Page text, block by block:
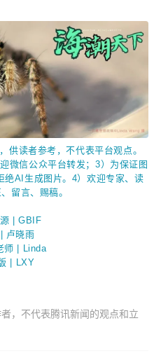
供读者参考，不代表平台观点。
微信公众平台转发；3）为保证图
绝AI生成图片。4）欢迎专家、读
留言、赐稿。
| GBIF
卢晓雨
师 | Linda
| LXY
，不代表腾讯新闻的观点和立